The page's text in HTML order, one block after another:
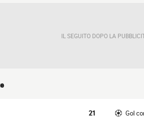
IL SEGUITO DOPO LA
21 Gol